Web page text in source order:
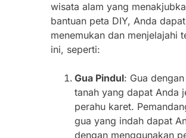
wisata alam yang
bantuan peta DIY, Anda
menemukan dan menjelajahi
ini, seperti:
Gua Pindul: Gua
tanah yang dapat Anda
perahu karet.
gua yang indah dapat
dengan menggunakan